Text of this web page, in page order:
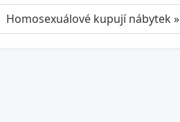
Homosexuálové kupují nábytek »